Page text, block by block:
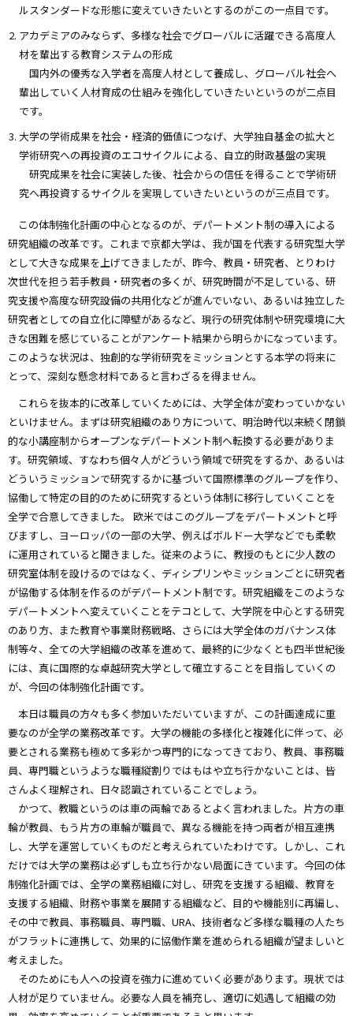
ルスタンダードな形態に変えていきたいとするのがこの一点目です。
アカデミアのみならず、多様な社会でグローバルに活躍できる高度人
材を輩出する教育システムの形成
国内外の優秀な入学者を高度人材として養成し、グローバル社会へ
輩出していく人材育成の仕組みを強化していきたいというのが二点目
です。
大学の学術成果を社会・経済的価値につなげ、大学独自基金の拡大と
学術研究への再投資のエコサイクルによる、自立的財政基盤の実現
研究成果を社会に実装した後、社会からの信任を得ることで学術研
究へ再投資するサイクルを実現していきたいというのが三点目です。
この体制強化計画の中心となるのが、デパートメント制の導入による
研究組織の改革です。これまで京都大学は、我が国を代表する研究型大学
として大きな成果を上げてきましたが、昨今、教員・研究者、とりわけ
次世代を担う若手教員・研究者の多くが、研究時間が不足している、研
究支援や高度な研究設備の共用化などが進んでいない、あるいは独立した
研究者としての自立化に障壁があるなど、現行の研究体制や研究環境に大
きな困難を感じていることがアンケート結果から明らかになっています。
このような状況は、独創的な学術研究をミッションとする本学の将来に
とって、深刻な懸念材料であると言わざるを得ません。
これらを抜本的に改革していくためには、大学全体が変わっていかない
といけません。まずは研究組織のあり方について、明治時代以来続く閉鎖
的な小講座制からオープンなデパートメント制へ転換する必要がありま
す。研究領域、すなわち個々人がどういう領域で研究をするか、あるいは
どういうミッションで研究するかに基づいて国際標準のグループを作り、
協働して特定の目的のために研究するという体制に移行していくことを
全学で合意してきました。 欧米ではこのグループをデパートメントと呼
びますし、ヨーロッパの一部の大学、例えばボルドー大学などでも柔軟
に運用されていると聞きました。従来のように、教授のもとに少人数の
研究室体制を設けるのではなく、ディシプリンやミッションごとに研究者
が協働する体制を作るのがデパートメント制です。研究組織をこのような
デパートメントへ変えていくことをテコとして、大学院を中心とする研究
のあり方、また教育や事業財務戦略、さらには大学全体のガバナンス体
制等々、全ての大学組織の改革を進めて、最終的に少なくとも四半世紀後
には、真に国際的な卓越研究大学として確立することを目指していくの
が、今回の体制強化計画です。
本日は職員の方々も多く参加いただいていますが、この計画達成に重
要なのが全学の業務改革です。大学の機能の多様化と複雑化に伴って、必
要とされる業務も極めて多彩かつ専門的になってきており、教員、事務職
員、専門職というような職種縦割りではもはや立ち行かないことは、皆
さんよく理解され、日々認識されていることでしょう。
かつて、教職というのは車の両輪であるとよく言われました。片方の車
輪が教員、もう片方の車輪が職員で、異なる機能を持つ両者が相互連携
し、大学を運営していくものだと考えられていたわけです。しかし、これ
だけでは大学の業務は必ずしも立ち行かない局面にきています。今回の体
制強化計画では、全学の業務組織に対し、研究を支援する組織、教育を
支援する組織、財務や事業を展開する組織など、目的や機能別に再編し、
その中で教員、事務職員、専門職、URA、技術者など多様な職種の人たち
がフラットに連携して、効果的に協働作業を進められる組織が望ましいと
考えました。
そのためにも人への投資を強力に進めていく必要があります。現状では
人材が足りていません。必要な人員を補充し、適切に処遇して組織の効